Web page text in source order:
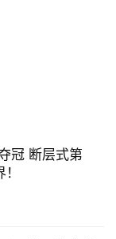
冠 断层式第